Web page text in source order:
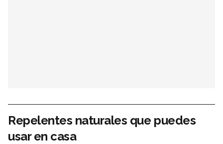
Repelentes naturales que puedes
usar en casa